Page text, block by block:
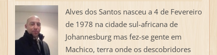
Alves dos Santos nasceu a 4 de Fevereiro
de 1978 na cidade sul-africana de
Johannesburg mas fez-se gente em
Machico, terra onde os descobridores